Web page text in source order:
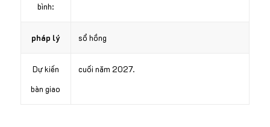
bình:
pháp lý sổ hồng
Dự kiến
bàn giao
cuối năm 2027.